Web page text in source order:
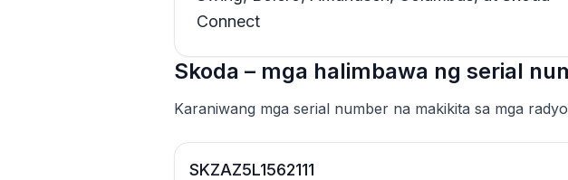
Connect
Skoda – mga halimbawa ng serial
Karaniwang mga serial number na makikita sa mga
SKZAZ5L1562111